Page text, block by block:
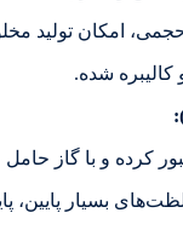
امکان تولید
کالیبره شده.
کرده و با گاز
بسیار پایین،